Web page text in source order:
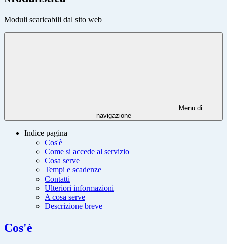
Moduli scaricabili dal sito web
Menu di
navigazione
Indice pagina
Cos'è
Come si accede al servizio
Cosa serve
Tempi e scadenze
Contatti
Ulteriori informazioni
A cosa serve
Descrizione breve
Cos'è